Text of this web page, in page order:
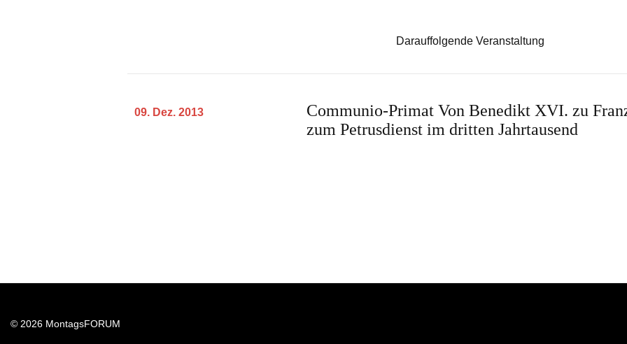
Darauffolgende Veranstaltung
09. Dez. 2013
Communio-Primat Von Benedikt XVI. zu
zum Petrusdienst im dritten Jahrtausend
© 2026 MontagsFORUM